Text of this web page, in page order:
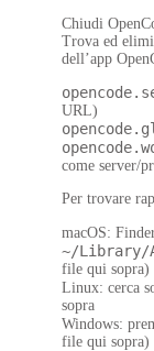
Chiudi
Trova ed
dell’app
URL)
come server/
Per trovare
macOS:
~/Library/
file qui sopra)
Linux: cerca
sopra
Windows:
file qui sopra)